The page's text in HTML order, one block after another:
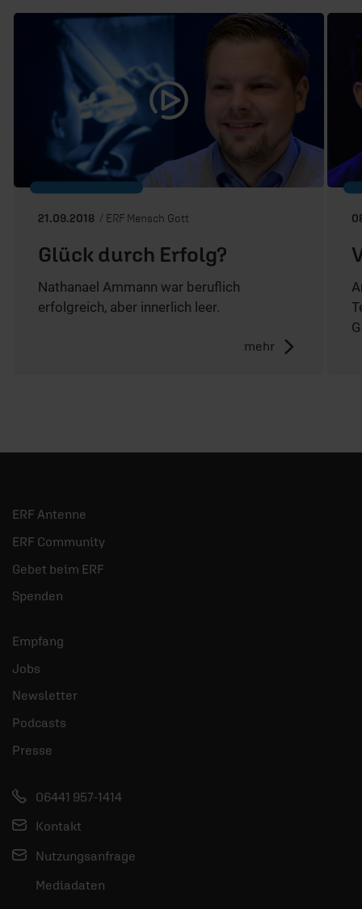
21.09.2018 / ERF Mensch Gott
Glück durch Erfolg?
Nathanael Ammann war beruflich
erfolgreich, aber innerlich leer.
mehr
ERF Antenne
ERF Community
Gebet beim ERF
Spenden
Empfang
Jobs
Newsletter
Podcasts
Presse
06441 957-1414
Kontakt
Nutzungsanfrage
Mediadaten